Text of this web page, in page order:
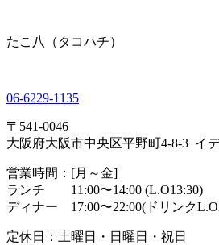
たこ八（タコハチ）
06-6229-1135
〒541-0046
大阪府大阪市中央区平野町4-8-3 イ
営業時間：[月～金]
ランチ 11:00〜14:00 (L.O13:30)
ディナー 17:00〜22:00(ドリンク
定休日：土曜日・日曜日・祝日